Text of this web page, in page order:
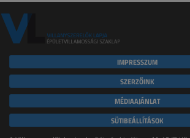
IMPRESSZUM
SZERZŐINK
MÉDIAAJÁNLAT
SÜTIBEÁLLÍTÁSOK